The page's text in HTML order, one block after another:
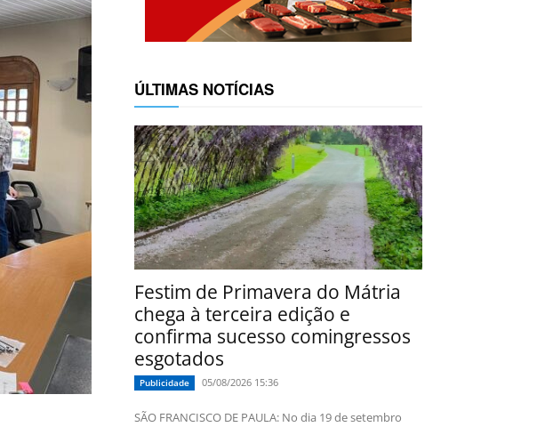
ÚLTIMAS NOTÍCIAS
Festim de Primavera do Mátria
chega à terceira edição e
confirma sucesso comingressos
esgotados
Publicidade 05/08/2026 15:36
SÃO FRANCISCO DE PAULA: No dia 19 de setembro